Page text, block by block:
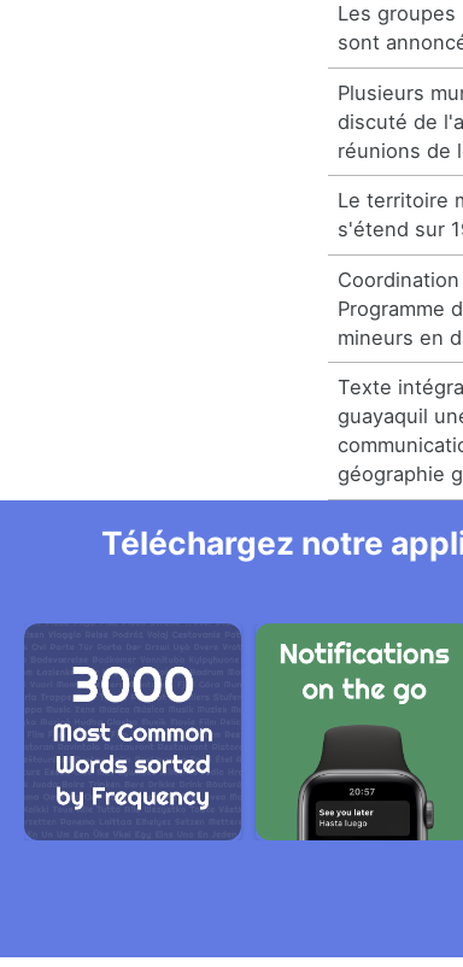
Les groupes
sont
Plusieurs
discuté de
réunions de
Le territoire
s'étend sur
Programme
mineurs en
Texte
guayaquil
géographie
Téléchargez notre